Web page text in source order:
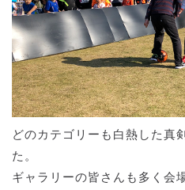
どのカテゴリーも白熱した真
た。
ギャラリーの皆さんも多く会